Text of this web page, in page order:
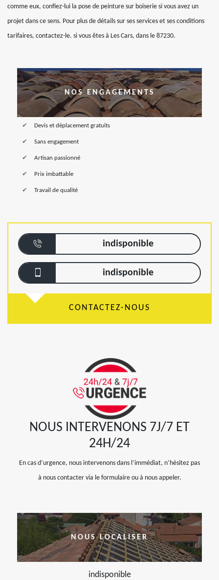
comme eux, confiez-lui la pose de peinture sur boiserie si vous avez un
projet dans ce sens. Pour plus de détails sur ses services et ses conditions
tarifaires, contactez-le. si vous êtes à Les Cars, dans le 87230.
NOS ENGAGEMENTS
Devis et déplacement gratuits
Sans engagement
Artisan passionné
Prix imbattable
Travail de qualité
indisponible
indisponible
CONTACTEZ-NOUS
NOUS INTERVENONS 7J/7 ET
24H/24
En cas d’urgence, nous intervenons dans l’immédiat, n’hésitez pas
à nous contacter via le formulaire ou à nous appeler.
NOUS LOCALISER
indisponible